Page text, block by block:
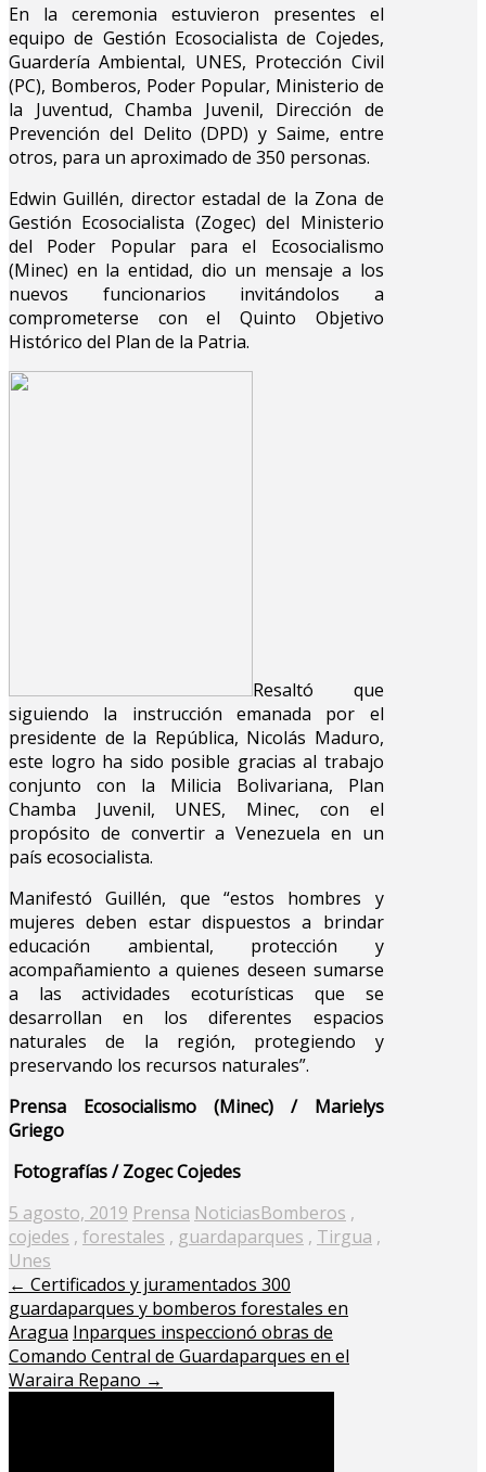
En la ceremonia estuvieron presentes el
equipo de Gestión Ecosocialista de Cojedes,
Guardería Ambiental, UNES, Protección Civil
(PC), Bomberos, Poder Popular, Ministerio de
la Juventud, Chamba Juvenil, Dirección de
Prevención del Delito (DPD) y Saime, entre
otros, para un aproximado de 350 personas.
Edwin Guillén, director estadal de la Zona de
Gestión Ecosocialista (Zogec) del Ministerio
del Poder Popular para el Ecosocialismo
(Minec) en la entidad, dio un mensaje a los
nuevos funcionarios invitándolos a
comprometerse con el Quinto Objetivo
Histórico del Plan de la Patria.
Resaltó que
siguiendo la instrucción emanada por el
presidente de la República, Nicolás Maduro,
este logro ha sido posible gracias al trabajo
conjunto con la Milicia Bolivariana, Plan
Chamba Juvenil, UNES, Minec, con el
propósito de convertir a Venezuela en un
país ecosocialista.
Manifestó Guillén, que “estos hombres y
mujeres deben estar dispuestos a brindar
educación ambiental, protección y
acompañamiento a quienes deseen sumarse
a las actividades ecoturísticas que se
desarrollan en los diferentes espacios
naturales de la región, protegiendo y
preservando los recursos naturales”.
Prensa Ecosocialismo (Minec) / Marielys
Griego
Fotografías / Zogec Cojedes
Posted
on
5 agosto, 2019 Prensa NoticiasBomberos ,
cojedes , forestales , guardaparques , Tirgua ,
Unes
← Certificados y juramentados 300
guardaparques y bomberos forestales en
Aragua Inparques inspeccionó obras de
Comando Central de Guardaparques en el
Waraira Repano →